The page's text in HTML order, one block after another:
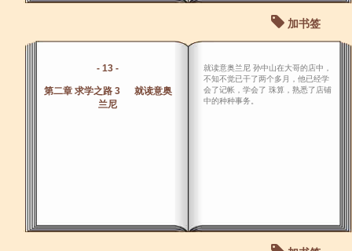
加书签
- 13 -
第二章 求学之路 3 就读意奥
兰尼
就读意奥兰尼 孙中山在大哥的店中，
不知不觉已干了两个多月，他已经学
会了记帐，学会了 珠算，熟悉了店铺
中的种种事务。